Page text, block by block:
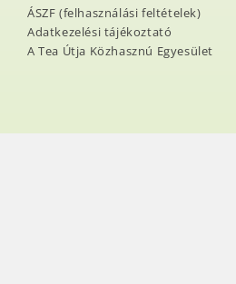
ÁSZF (felhasználási feltételek)
Adatkezelési tájékoztató
A Tea Útja Közhasznú Egyesület